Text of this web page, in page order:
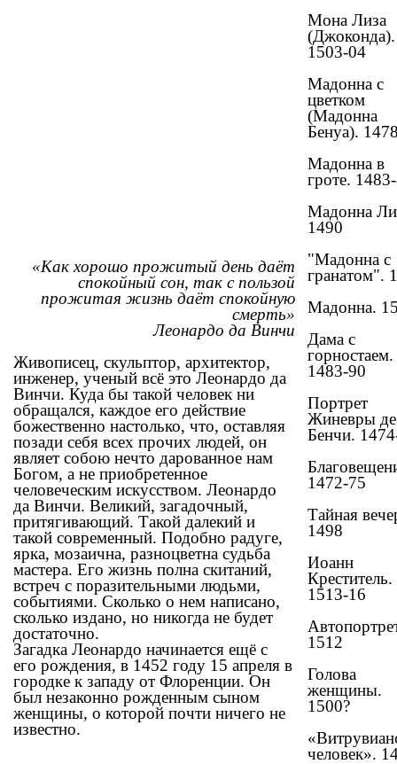
«Как хорошо прожитый день даёт
спокойный сон, так с пользой
прожитая жизнь даёт спокойную
смерть»
Леонардо да Винчи
Живописец, скульптор, архитектор,
инженер, ученый всё это Леонардо да
Винчи. Куда бы такой человек ни
обращался, каждое его действие
божественно настолько, что, оставляя
позади себя всех прочих людей, он
являет собою нечто дарованное нам
Богом, а не приобретенное
человеческим искусством. Леонардо
да Винчи. Великий, загадочный,
притягивающий. Такой далекий и
такой современный. Подобно радуге,
ярка, мозаична, разноцветна судьба
мастера. Его жизнь полна скитаний,
встреч с поразительными людьми,
событиями. Сколько о нем написано,
сколько издано, но никогда не будет
достаточно.
Загадка Леонардо начинается ещё с
его рождения, в 1452 году 15 апреля в
городке к западу от Флоренции. Он
был незаконно рожденным сыном
женщины, о которой почти ничего не
известно.
Мона Лиза
(Джоконда).
1503-04
Мадонна с
цветком
(Мадонна
Бенуа).
Мадонна в
гроте.
Мадонна
1490
"Мадонна с
гранатом".
Мадонна.
Дама с
горностаем.
1483-90
Портрет
Жиневры де
Бенчи.
1472-75
Тайная
1498
Иоанн
Креститель.
1513-16
1512
Голова
женщины.
1500?
человек».